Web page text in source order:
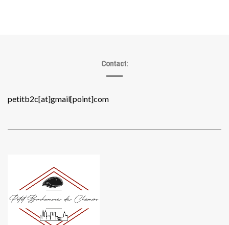
Contact:
petitb2c[at]gmail[point]com